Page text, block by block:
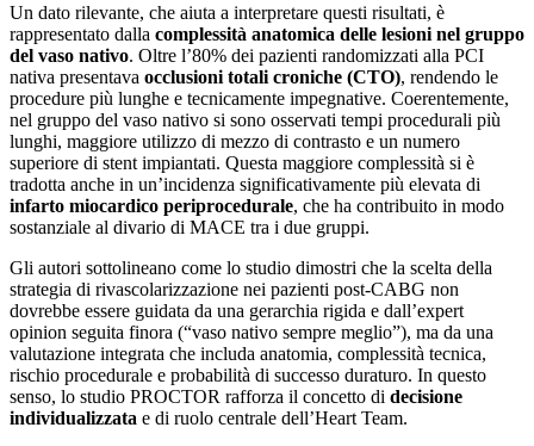
Un dato rilevante, che aiuta a interpretare questi risultati, è
rappresentato dalla complessità anatomica delle lesioni nel gruppo
del vaso nativo. Oltre l’80% dei pazienti randomizzati alla PCI
nativa presentava occlusioni totali croniche (CTO), rendendo le
procedure più lunghe e tecnicamente impegnative. Coerentemente,
nel gruppo del vaso nativo si sono osservati tempi procedurali più
lunghi, maggiore utilizzo di mezzo di contrasto e un numero
superiore di stent impiantati. Questa maggiore complessità si è
tradotta anche in un’incidenza significativamente più elevata di
infarto miocardico periprocedurale, che ha contribuito in modo
sostanziale al divario di MACE tra i due gruppi.
Gli autori sottolineano come lo studio dimostri che la scelta della
strategia di rivascolarizzazione nei pazienti post-CABG non
dovrebbe essere guidata da una gerarchia rigida e dall’expert
opinion seguita finora (“vaso nativo sempre meglio”), ma da una
valutazione integrata che includa anatomia, complessità tecnica,
rischio procedurale e probabilità di successo duraturo. In questo
senso, lo studio PROCTOR rafforza il concetto di decisione
individualizzata e di ruolo centrale dell’Heart Team.